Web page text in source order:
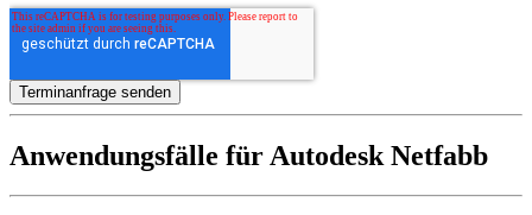
Anwendungsfälle für Autodesk Netfabb